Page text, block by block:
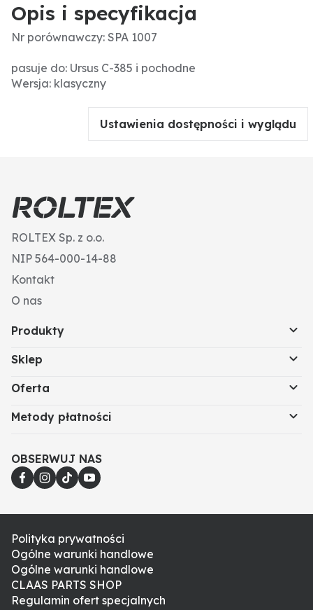
Opis i specyfikacja
Nr porównawczy: SPA 1007
pasuje do: Ursus C-385 i pochodne
Wersja: klasyczny
Ustawienia dostępności i wyglądu
ROLTEX Sp. z o.o.
NIP 564-000-14-88
Kontakt
O nas
Produkty
Sklep
Oferta
Metody płatności
OBSERWUJ NAS
Polityka prywatności
Ogólne warunki handlowe
Ogólne warunki handlowe
CLAAS PARTS SHOP
Regulamin ofert specjalnych